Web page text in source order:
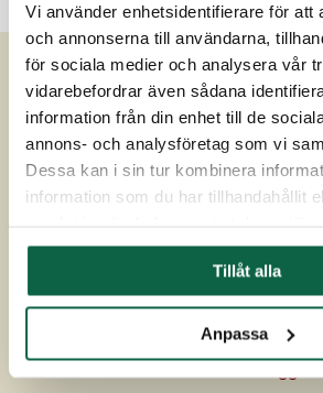
Vi använder enhetsidentifierare för att
och annonserna till användarna,
för sociala medier och analysera vår
vidarebefordrar även sådana
information från din enhet till de
annons- och analysföretag som vi
Dessa kan i sin tur kombinera
information som du har tillhandahållit
Tillåt alla
Anpassa
Om Unigraphics
Om oss
Historia
Ägare
Affärside
FAQ